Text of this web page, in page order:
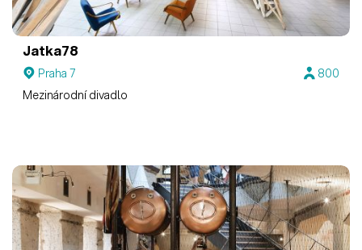
Jatka78
Praha 7
800
Mezinárodní divadlo